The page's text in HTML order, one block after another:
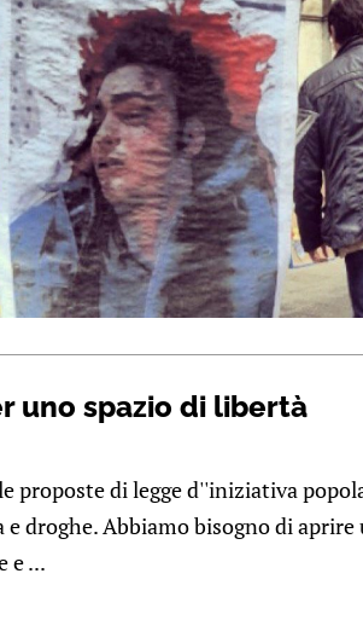
uno spazio di libertà
proposte di legge d''iniziativa
droghe. Abbiamo bisogno di aprire
e ...